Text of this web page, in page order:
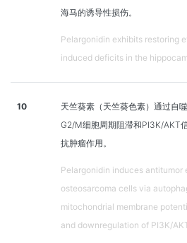
海马的诱导性损伤。
Pelargonidin exhibits restoring
induced deficits in the
10
天竺葵素（天竺葵色素）通过自
G2/M细胞周期阻滞和PI3K/AKT
抗肿瘤作用。
Pelargonidin induces antitumor
osteosarcoma cells via
mitochondrial membrane
and downregulation of PI3K/